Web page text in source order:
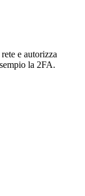
e autorizza
la 2FA.